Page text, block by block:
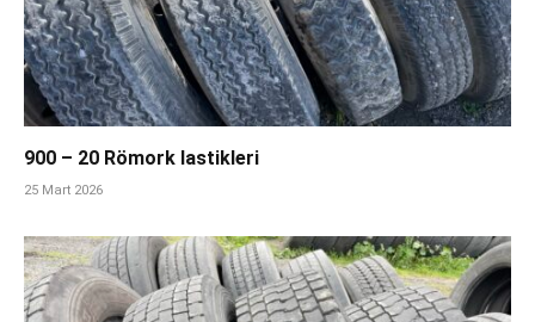
900 – 20 Römork lastikleri
25 Mart 2026